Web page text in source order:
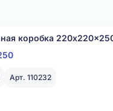
коробка
Арт. 110232